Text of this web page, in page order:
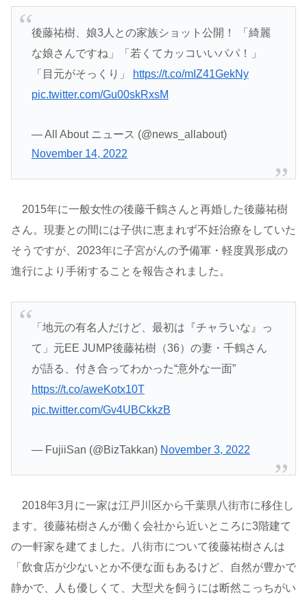
後藤祐樹、娘3人との家族ショット公開！ 「綺麗
な娘さんですね」「若くてカッコいいパパ！」
「目元がそっくり」
https://t.co/mIZ41GekNy
pic.twitter.com/Gu00skRxsM
— All About ニュース (@news_allabout)
November 14, 2022
2015年に一般女性の後藤千鶴さんと再婚した後藤祐樹
さん。現妻との間には子供に恵まれず不妊治療をしていた
そうですが、2023年に子宮がんの予備軍・軽度異形成の
進行により手術することを報告されました。
「地元の有名人だけど、最初は『チャラいな』っ
て」元EE JUMP後藤祐樹（36）の妻・千鶴さん
が語る、付き合ってわかった“意外な一面”
https://t.co/aweKotx10T
pic.twitter.com/Gv4UBCkkzB
— FujiiSan (@BizTakkan) November 3, 2022
2018年3月に一家は江戸川区から千葉県八街市に移住し
ます。後藤祐樹さんが働く会社から近いところに3階建て
の一軒家を建てました。八街市について後藤祐樹さんは
「飲食店が少ないとか不便な面もあるけど、自然が豊かで
静かで、人も優しくて、大型犬を飼うには断然こっちがい